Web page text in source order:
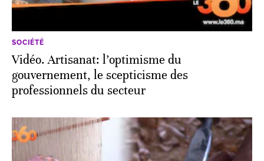
SOCIÉTÉ
Vidéo. Artisanat: l’optimisme du
gouvernement, le scepticisme des
professionnels du secteur